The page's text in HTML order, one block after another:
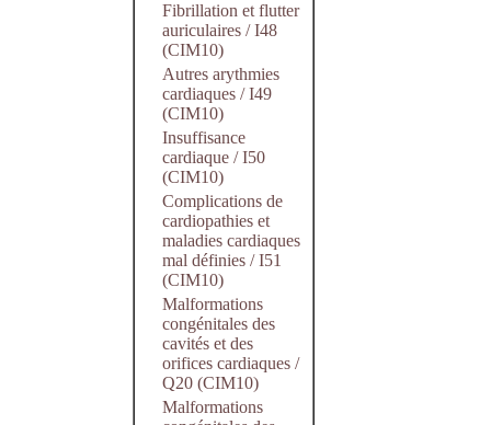
Fibrillation et flutter
auriculaires / I48
(CIM10)
Autres arythmies
cardiaques / I49
(CIM10)
Insuffisance
cardiaque / I50
(CIM10)
Complications de
cardiopathies et
maladies cardiaques
mal définies / I51
(CIM10)
Malformations
congénitales des
cavités et des
orifices cardiaques /
Q20 (CIM10)
Malformations